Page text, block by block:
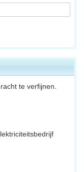
te verfijnen.